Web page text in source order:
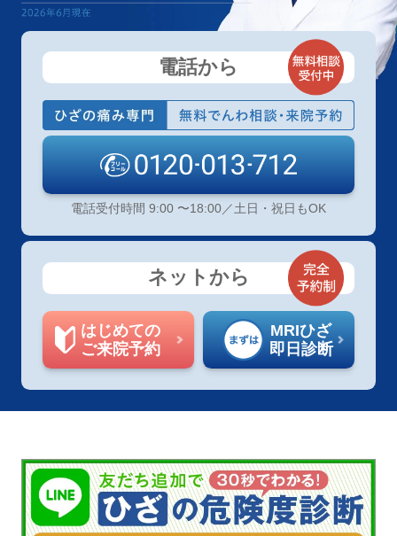
電話から
電話受付時間 9:00 〜18:00／土日・祝日もOK
ネットから
はじめての
ご来院予約
MRIひざ
即日診断